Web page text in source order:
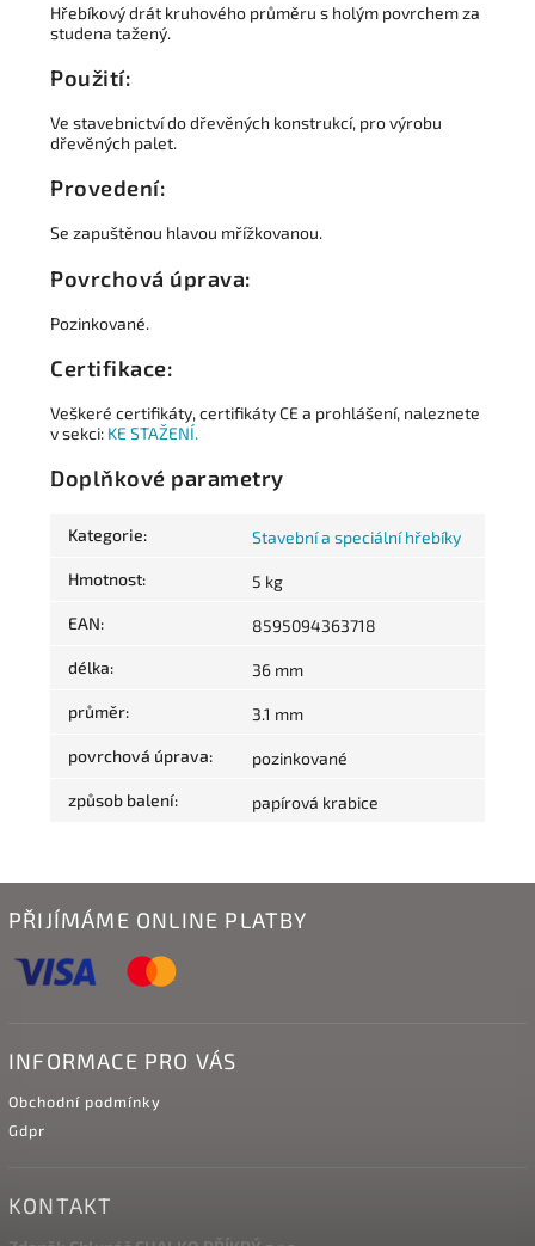
Hřebíkový drát kruhového průměru s holým povrchem za
studena tažený.
Použití:
Ve stavebnictví do dřevěných konstrukcí, pro výrobu
dřevěných palet.
Provedení:
Se zapuštěnou hlavou mřížkovanou.
Povrchová úprava:
Pozinkované.
Certifikace:
Veškeré certifikáty, certifikáty CE a prohlášení, naleznete
v sekci: KE STAŽENÍ.
Doplňkové parametry
Kategorie: Stavební a speciální hřebíky
Hmotnost: 5 kg
EAN: 8595094363718
délka: 36 mm
průměr: 3.1 mm
povrchová úprava: pozinkované
způsob balení: papírová krabice
PŘIJÍMÁME ONLINE PLATBY
INFORMACE PRO VÁS
Obchodní podmínky
Gdpr
KONTAKT